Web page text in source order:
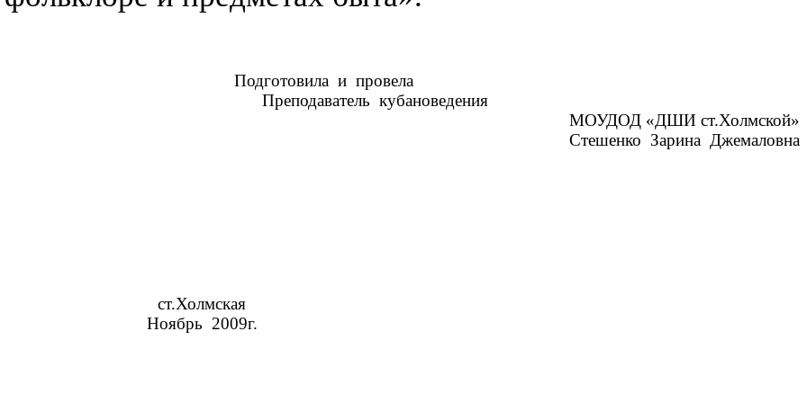
и провела
кубановедения
МОУДОД «ДШИ ст.Холмской»
Стешенко Зарина Джемаловна
ст.Холмская
Ноябрь 2009г.